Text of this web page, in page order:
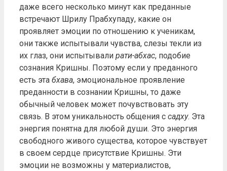
даже всего несколько минут как преданные
встречают Шрилу Прабхупаду, какие он
проявляет эмоции по отношению к ученикам,
они также испытывали чувства, слезы текли из
их глаз, они испытывали рати-абхас, подобие
сознания Кришны. Поэтому если у преданного
есть эта бхава, эмоциональное проявление
преданности в сознании Кришны, то даже
обычный человек может почувствовать эту
связь. В этом уникальность общения с садху. Эта
энергия понятна для любой души. Это энергия
свободного живого существа, которое чувствует
в своем сердце присутствие Кришны. Эти
эмоции не возможны у материалистов,